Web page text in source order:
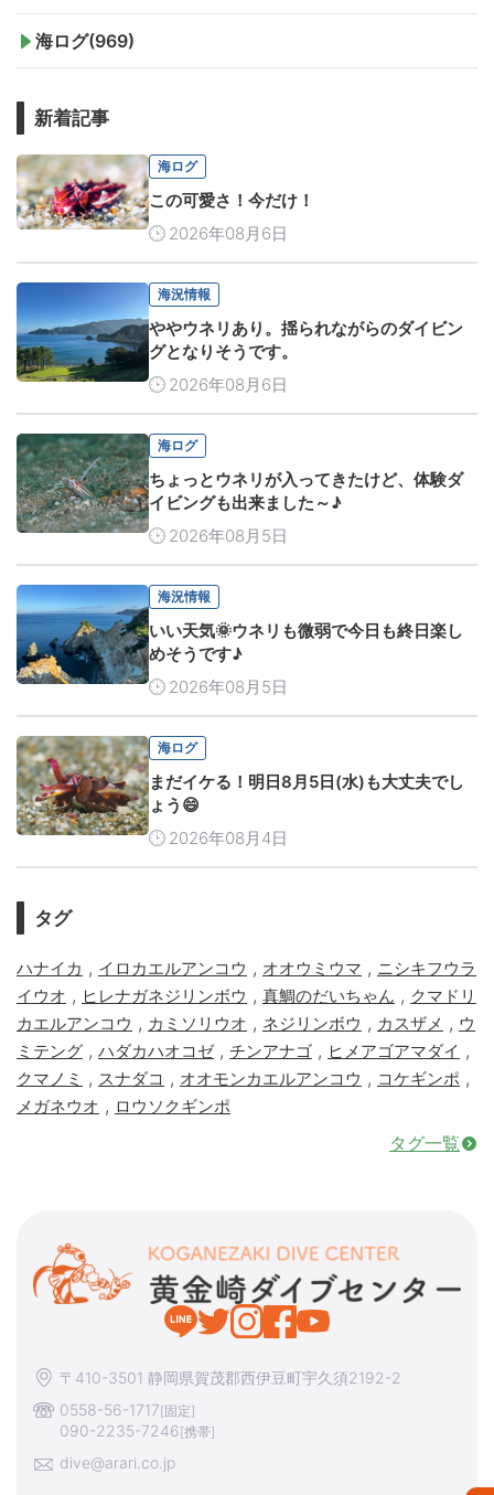
海ログ(969)
新着記事
海ログ
この可愛さ！今だけ！
2026年08月6日
海況情報
ややウネリあり。揺られながらのダイビン
グとなりそうです。
2026年08月6日
海ログ
ちょっとウネリが入ってきたけど、体験ダ
イビングも出来ました～♪
2026年08月5日
海況情報
いい天気🌞ウネリも微弱で今日も終日楽し
めそうです♪
2026年08月5日
海ログ
まだイケる！明日8月5日(水)も大丈夫でし
ょう😄
2026年08月4日
タグ
ハナイカ , イロカエルアンコウ , オオウミウマ , ニシキフウラ
イウオ , ヒレナガネジリンボウ , 真鯛のだいちゃん , クマドリ
カエルアンコウ , カミソリウオ , ネジリンボウ , カスザメ , ウ
ミテング , ハダカハオコゼ, チンアナゴ , ヒメアゴアマダイ ,
クマノミ , スナダコ , オオモンカエルアンコウ , コケギンポ ,
メガネウオ , ロウソクギンポ
タグ一覧
〒410-3501 静岡県賀茂郡西伊豆町宇久須2192-2
0558-56-1717[固定]
090-2235-7246[携帯]
dive@arari.co.jp